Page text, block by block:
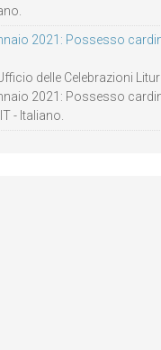
2021: Possesso
delle Celebrazioni
2021: Possesso
- Italiano.